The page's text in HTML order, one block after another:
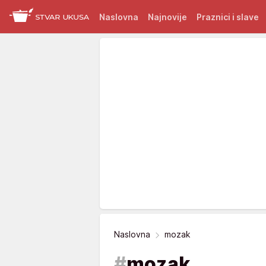
Naslovna Najnovije Praznici i slave
Naslovna mozak